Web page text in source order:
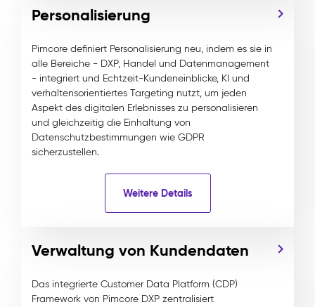
Personalisierung
Pimcore definiert Personalisierung neu, indem es sie in
alle Bereiche - DXP, Handel und Datenmanagement
- integriert und Echtzeit-Kundeneinblicke, KI und
verhaltensorientiertes Targeting nutzt, um jeden
Aspekt des digitalen Erlebnisses zu personalisieren
und gleichzeitig die Einhaltung von
Datenschutzbestimmungen wie GDPR
sicherzustellen.
Weitere Details
Verwaltung von Kundendaten
Das integrierte Customer Data Platform (CDP)
Framework von Pimcore DXP zentralisiert